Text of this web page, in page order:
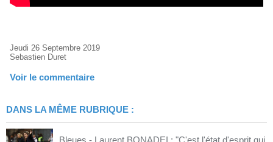
Jeudi 26 Septembre 2019
Sebastien Duret
Voir le commentaire
DANS LA MÊME RUBRIQUE :
Bleues - Laurent BONADEI : "C'est l'état d'esprit qui